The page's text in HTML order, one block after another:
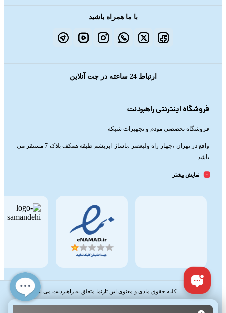
با ما همراه باشید
ارتباط 24 ساعته در چت آنلاین
فروشگاه اینترنتی راهبردنت
فروشگاه تخصصی مودم و تجهیزات شبکه
واقع در تهران ،چهار راه ولیعصر ،پاساژ ابریشم طبقه همکف پلاک 7 مستقر می
باشد.
ساعات کاری :
نمایش بیشتر
کلیه حقوق مادی و معنوی این تارنما متعلق به راهبردنت می باشد.